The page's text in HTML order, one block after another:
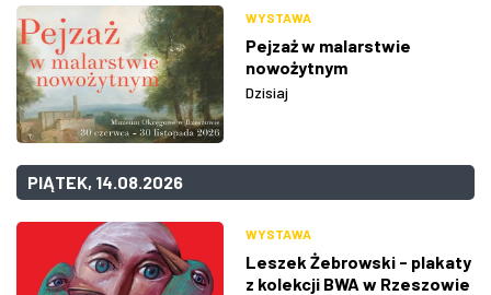
WYSTAWA
Pejzaż w malarstwie
nowożytnym
Dzisiaj
PIĄTEK, 14.08.2026
WYSTAWA
Leszek Żebrowski - plakaty
z kolekcji BWA w Rzeszowie